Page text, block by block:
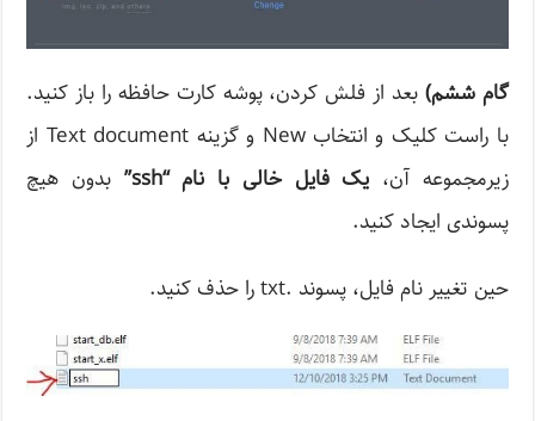
گام ششم) بعد از فلش کردن، پوشه کارت حافظه را باز کنید.
با راست کلیک و انتخاب New و گزینه Text document از
زیرمجموعه آن، یک فایل خالی با نام“ssh”
بدون هیچ
پسوندی ایجاد کنید.
حین تغییر نام فایل، پسوند .txt را حذف کنید.